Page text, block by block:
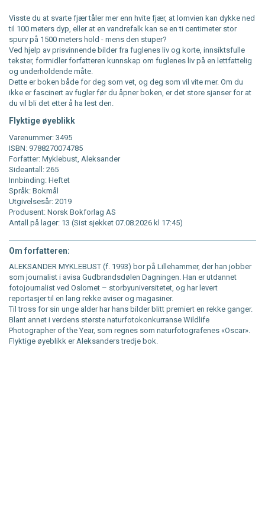
Visste du at svarte fjær tåler mer enn hvite fjær, at lomvien kan dykke ned
til 100 meters dyp, eller at en vandrefalk kan se en ti centimeter stor
spurv på 1500 meters hold - mens den stuper?
Ved hjelp av prisvinnende bilder fra fuglenes liv og korte, innsiktsfulle
tekster, formidler forfatteren kunnskap om fuglenes liv på en lettfattelig
og underholdende måte.
Dette er boken både for deg som vet, og deg som vil vite mer. Om du
ikke er fascinert av fugler før du åpner boken, er det store sjanser for at
du vil bli det etter å ha lest den.
Flyktige øyeblikk
Varenummer: 3495
ISBN: 9788270074785
Forfatter: Myklebust, Aleksander
Sideantall: 265
Innbinding: Heftet
Språk: Bokmål
Utgivelsesår: 2019
Produsent: Norsk Bokforlag AS
Antall på lager: 13 (Sist sjekket 07.08.2026 kl 17:45)
Om forfatteren:
ALEKSANDER MYKLEBUST (f. 1993) bor på Lillehammer, der han jobber
som journalist i avisa Gudbrandsdølen Dagningen. Han er utdannet
fotojournalist ved Oslomet – storbyuniversitetet, og har levert
reportasjer til en lang rekke aviser og magasiner.
Til tross for sin unge alder har hans bilder blitt premiert en rekke ganger.
Blant annet i verdens største naturfotokonkurranse Wildlife
Photographer of the Year, som regnes som naturfotografenes «Oscar».
Flyktige øyeblikk er Aleksanders tredje bok.